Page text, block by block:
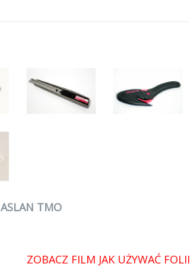
ASLAN TMO
ZOBACZ FILM JAK UŻYWAĆ FOLII